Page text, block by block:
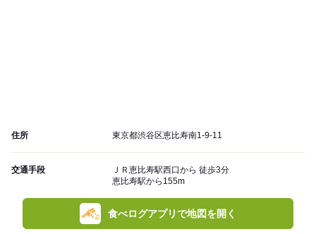
住所 東京都渋谷区恵比寿南1-9-11
交通手段
ＪＲ恵比寿駅西口から 徒歩3分
恵比寿駅から155m
食べログアプリで地図を開く